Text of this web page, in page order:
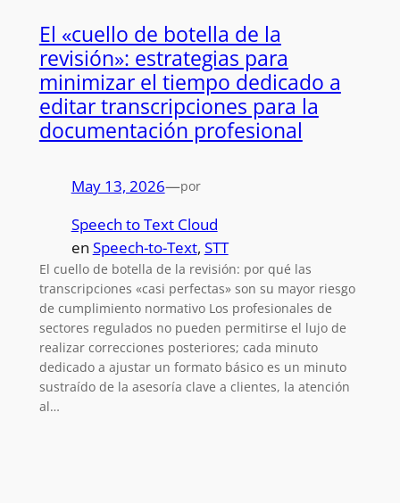
El «cuello de botella de la
revisión»: estrategias para
minimizar el tiempo dedicado a
editar transcripciones para la
documentación profesional
May 13, 2026—por
Speech to Text Cloud
en Speech-to-Text, STT
El cuello de botella de la revisión: por qué las
transcripciones «casi perfectas» son su mayor riesgo
de cumplimiento normativo Los profesionales de
sectores regulados no pueden permitirse el lujo de
realizar correcciones posteriores; cada minuto
dedicado a ajustar un formato básico es un minuto
sustraído de la asesoría clave a clientes, la atención
al…